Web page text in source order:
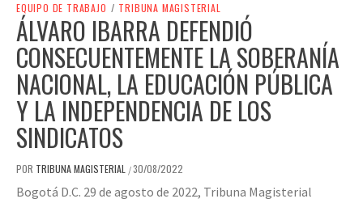
EQUIPO DE TRABAJO / TRIBUNA MAGISTERIAL
ÁLVARO IBARRA DEFENDIÓ
CONSECUENTEMENTE LA SOBERANÍA
NACIONAL, LA EDUCACIÓN PÚBLICA
Y LA INDEPENDENCIA DE LOS
SINDICATOS
POR TRIBUNA MAGISTERIAL /30/08/2022
Bogotá D.C. 29 de agosto de 2022, Tribuna Magisterial